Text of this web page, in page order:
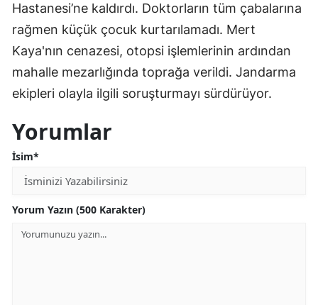
Hastanesi’ne kaldırdı. Doktorların tüm çabalarına
rağmen küçük çocuk kurtarılamadı. Mert
Kaya'nın cenazesi, otopsi işlemlerinin ardından
mahalle mezarlığında toprağa verildi. Jandarma
ekipleri olayla ilgili soruşturmayı sürdürüyor.
Yorumlar
İsim*
Yorum Yazın (500 Karakter)